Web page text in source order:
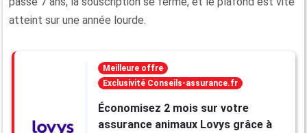
atteint sur une année lourde.
Meilleure offre
Exclusivité Conseils-assurance.fr
Économisez 2 mois sur votre
assurance animaux Lovys grâce à